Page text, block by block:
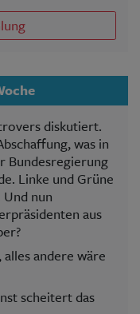
diskutiert.
was in
Bundesregierung
Linke und Grüne
Und nun
aus
andere wäre
scheitert das